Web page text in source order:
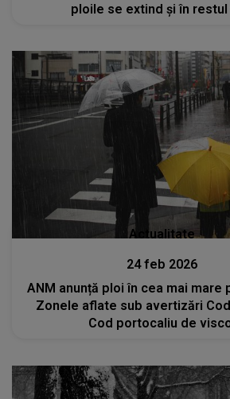
ploile se extind și în restul
Actualitate
24 feb 2026
ANM anunță ploi în cea mai mare
Zonele aflate sub avertizări
Cod portocaliu de